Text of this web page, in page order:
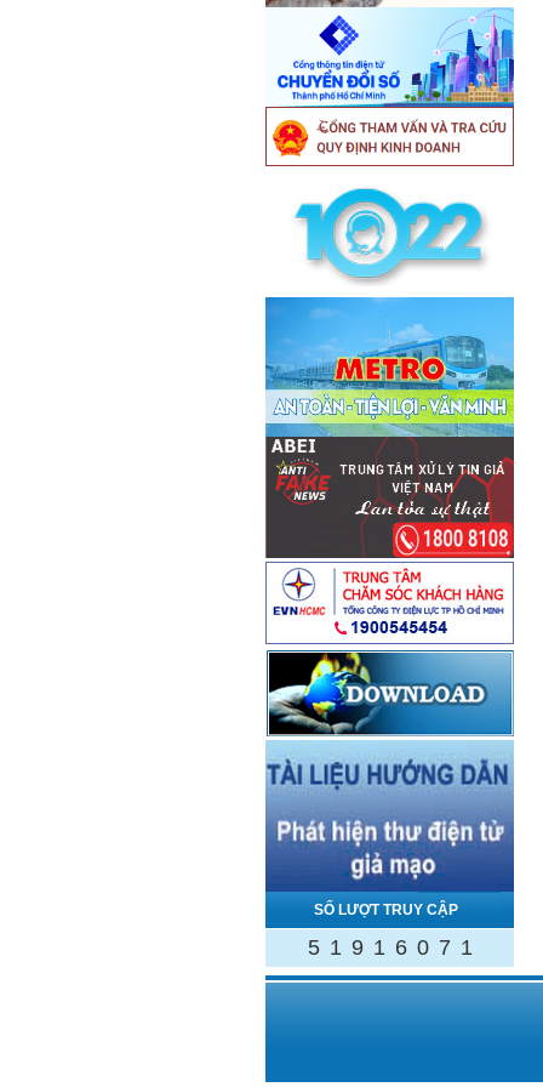
SỐ LƯỢT TRUY CẬP
5 1 9 1 6 0 7 1